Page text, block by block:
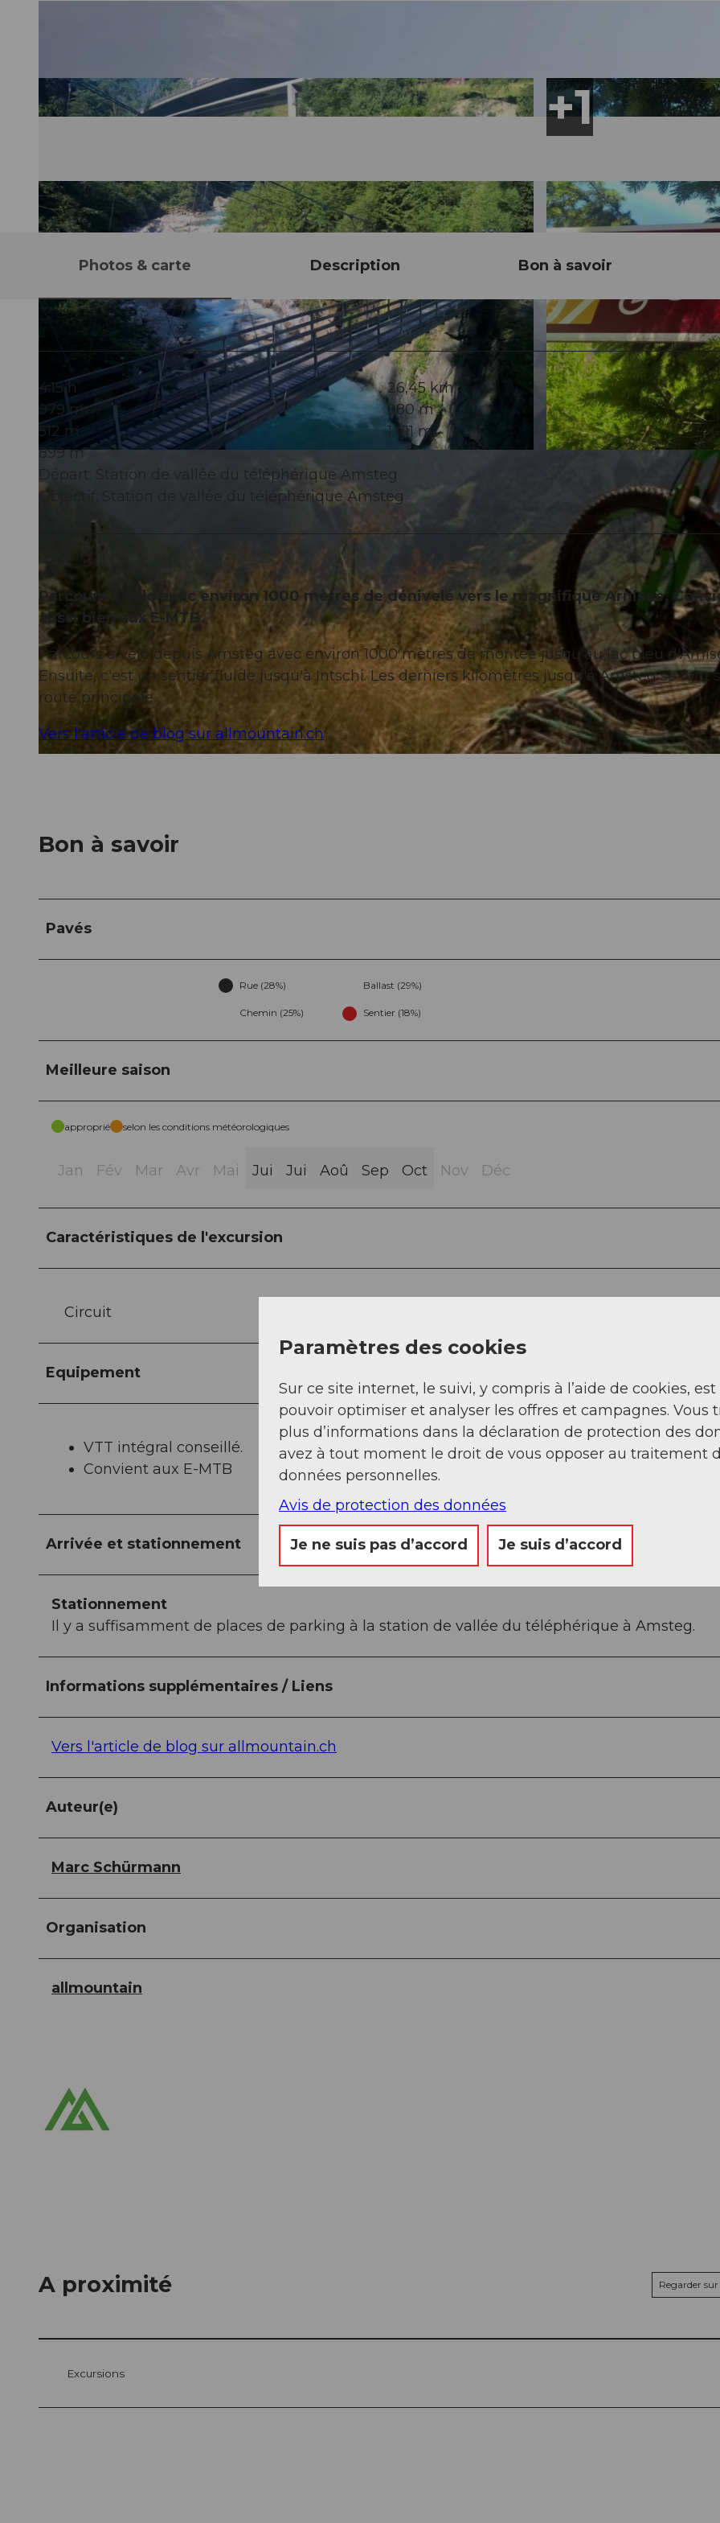
© Marc Schürmann, allmountain
Photos & carte Description Bon à savoir
4:15 h
26,45 km
979 m
980 m
512 m
1.411 m
899 m
Départ: Station de vallée du téléphérique Amsteg
Objectif: Station de vallée du téléphérique Amsteg
Parcours à vélo avec environ 1000 mètres de dénivelé vers le magnifique Arnisee.
aussi bien aux E-MTB.
Parcours à vélo depuis Amsteg avec environ 1000 mètres de montée jusqu'au lac bleu
Ensuite, c'est un sentier fluide jusqu'à Intschi. Les derniers kilomètres jusqu'à Amsteg se font
route principale.
Vers l'article de blog sur allmountain.ch
Bon à savoir
Pavés
Rue (28%) Ballast (29%)
Chemin (25%) Sentier (18%)
Meilleure saison
approprié selon les conditions météorologiques
Jan Fév Mar Avr Mai Jui Jui Aoû Sep Oct Nov Déc
Caractéristiques de l'excursion
Circuit
Equipement
VTT intégral conseillé.
Convient aux E-MTB
Arrivée et stationnement
Stationnement
Il y a suffisamment de places de parking à la station de vallée du téléphérique à Amsteg.
Informations supplémentaires / Liens
Vers l'article de blog sur allmountain.ch
Auteur(e)
Marc Schürmann
Organisation
allmountain
A proximité Regarder
Excursions
Paramètres des cookies
Sur ce site internet, le suivi, y compris à l’aide de cookies,
pouvoir optimiser et analyser les offres et campagnes. Vous
plus d’informations dans la déclaration de protection des
avez à tout moment le droit de vous opposer au traitement
données personnelles.
Avis de protection des données
Je ne suis pas d’accord Je suis d’accord